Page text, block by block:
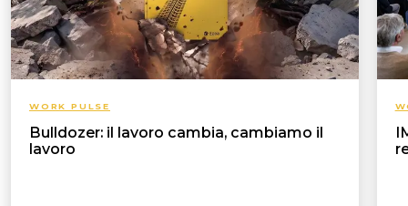
WORK PULSE
Bulldozer: il lavoro cambia, cambiamo il
lavoro